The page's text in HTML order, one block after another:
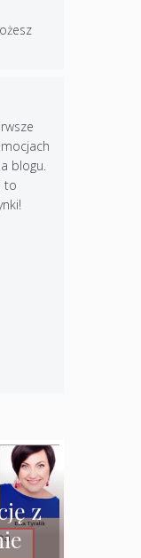
blogu.
to
z